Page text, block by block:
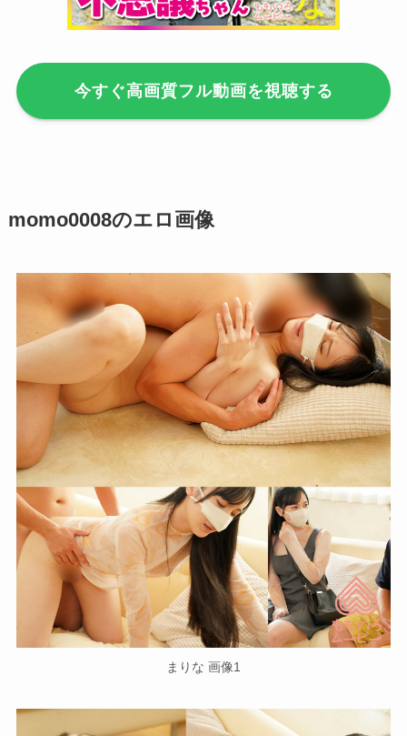
今すぐ高画質フル動画を視聴する
momo0008のエロ画像
まりな 画像1